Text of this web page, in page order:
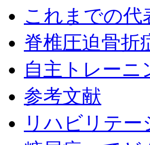
これまでの代
脊椎圧迫骨折
自主トレーニ
参考文献
リハビリテー